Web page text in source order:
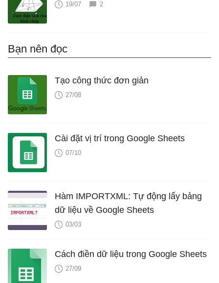
19/07 2
Bạn nên đọc
Tạo công thức đơn giản
27/08
Cài đặt vị trí trong Google Sheets
07/10
Hàm IMPORTXML: Tự động lấy bảng
dữ liệu về Google Sheets
03/03
Cách điền dữ liệu trong Google Sheets
27/09